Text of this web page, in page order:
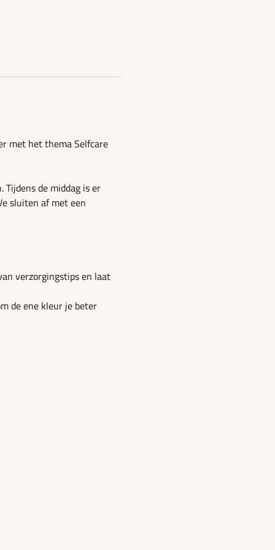
met het thema Selfcare
de middag is er
sluiten af met een
verzorgingstips en laat
de ene kleur je beter